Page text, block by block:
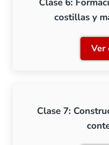
Clase 6:
costillas y
Ver
Clase 7: